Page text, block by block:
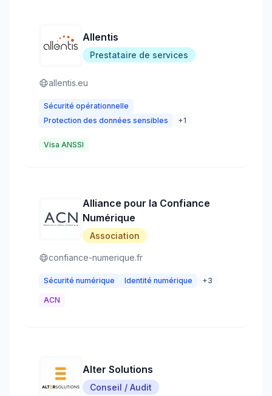
Allentis
Prestataire de services
allentis.eu
Sécurité opérationnelle
Protection des données sensibles
+1
Visa ANSSI
Alliance pour la Confiance
Numérique
Association
confiance-numerique.fr
Sécurité numérique Identité numérique +3
ACN
Alter Solutions
Conseil / Audit